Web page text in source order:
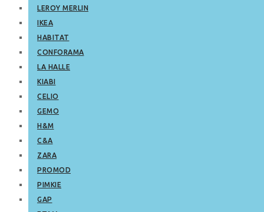
LEROY MERLIN
IKEA
HABITAT
CONFORAMA
LA HALLE
KIABI
CELIO
GEMO
H&M
C&A
ZARA
PROMOD
PIMKIE
GAP